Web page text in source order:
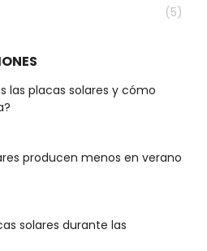
(5)
las placas solares y cómo
producen menos en verano
solares durante las